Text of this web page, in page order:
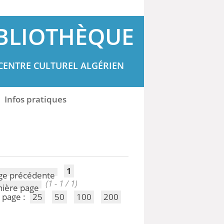
CULTUREL ALGÉRIEN
Infos pratiques
1
(1 - 1 / 1)
page :
25 50 100 200